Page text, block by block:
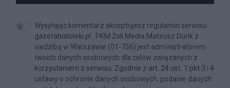
Wysyłając komentarz akceptujesz regulamin serwisu
gazetabialoleki.pl . PKM Żoli Media Mateusz Durik z
siedzibą w Warszawie (01-756) jest administratorem
twoich danych osobowych dla celów związanych z
korzystaniem z serwisu. Zgodnie z art. 24 ust. 1 pkt 3 i 4
ustawy o ochronie danych osobowych, podanie danych